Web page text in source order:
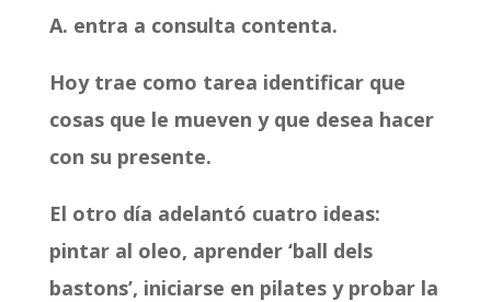
A. entra a consulta contenta.
Hoy trae como tarea identificar que
cosas que le mueven y que desea hacer
con su presente.
El otro día adelantó cuatro ideas:
pintar al oleo, aprender ‘ball dels
bastons’, iniciarse en pilates y probar la